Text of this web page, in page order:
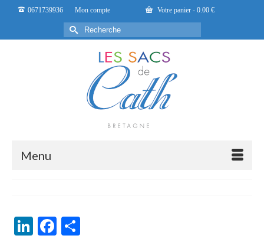
0671739936 Mon compte Votre panier - 0.00 €
Rechercher :
Menu
LinkedIn
Facebook